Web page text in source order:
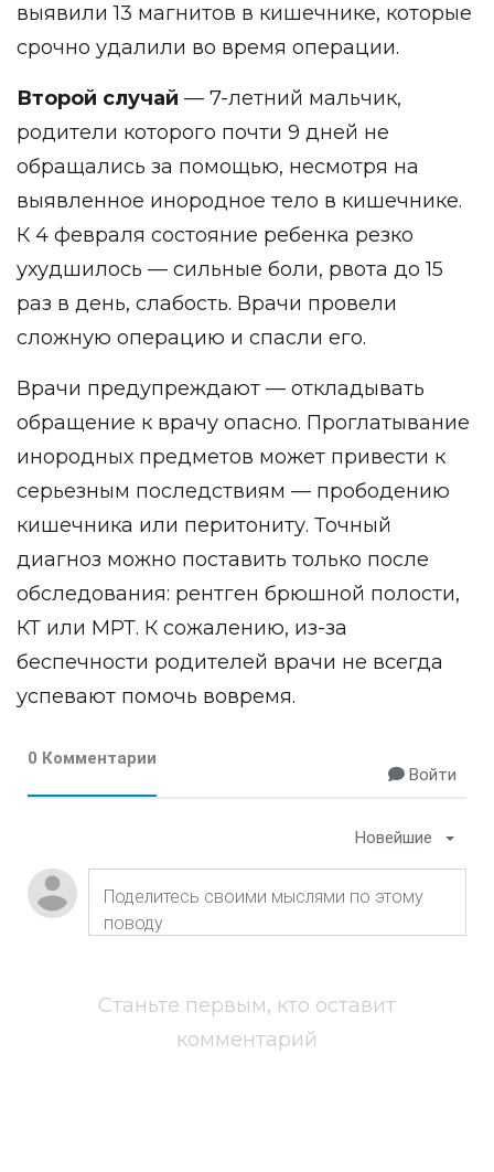
выявили 13 магнитов в кишечнике, которые
срочно удалили во время операции.
Второй случай — 7-летний мальчик,
родители которого почти 9 дней не
обращались за помощью, несмотря на
выявленное инородное тело в кишечнике.
К 4 февраля состояние ребенка резко
ухудшилось — сильные боли, рвота до 15
раз в день, слабость. Врачи провели
сложную операцию и спасли его.
Врачи предупреждают — откладывать
обращение к врачу опасно. Проглатывание
инородных предметов может привести к
серьезным последствиям — прободению
кишечника или перитониту. Точный
диагноз можно поставить только после
обследования: рентген брюшной полости,
КТ или МРТ. К сожалению, из-за
беспечности родителей врачи не всегда
успевают помочь вовремя.
0 Комментарии
Войти
Новейшие
Станьте первым, кто оставит
комментарий